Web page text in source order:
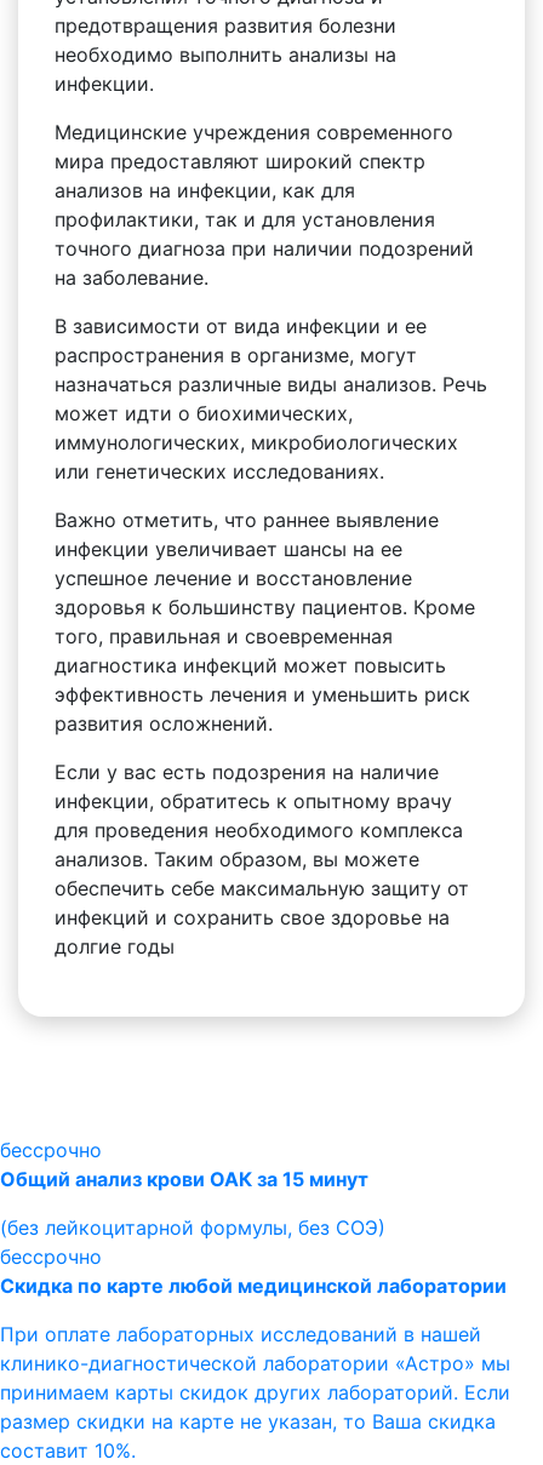
предотвращения развития болезни
необходимо выполнить анализы на
инфекции.
Медицинские учреждения современного
мира предоставляют широкий спектр
анализов на инфекции, как для
профилактики, так и для установления
точного диагноза при наличии подозрений
на заболевание.
В зависимости от вида инфекции и ее
распространения в организме, могут
назначаться различные виды анализов. Речь
может идти о биохимических,
иммунологических, микробиологических
или генетических исследованиях.
Важно отметить, что раннее выявление
инфекции увеличивает шансы на ее
успешное лечение и восстановление
здоровья к большинству пациентов. Кроме
того, правильная и своевременная
диагностика инфекций может повысить
эффективность лечения и уменьшить риск
развития осложнений.
Если у вас есть подозрения на наличие
инфекции, обратитесь к опытному врачу
для проведения необходимого комплекса
анализов. Таким образом, вы можете
обеспечить себе максимальную защиту от
инфекций и сохранить свое здоровье на
долгие годы
бессрочно
Общий анализ крови ОАК за 15 минут
(без лейкоцитарной формулы, без СОЭ)
бессрочно
Скидка по карте любой медицинской лаборатории
При оплате лабораторных исследований в нашей
клинико-диагностической лаборатории «Астро» мы
принимаем карты скидок других лабораторий. Если
размер скидки на карте не указан, то Ваша скидка
составит 10%.